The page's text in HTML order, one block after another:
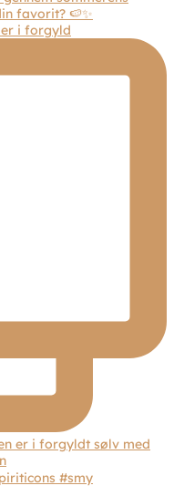
i forgyld
#smy